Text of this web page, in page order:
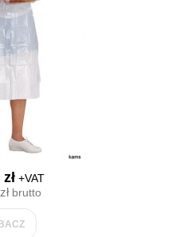
+VAT
brutto